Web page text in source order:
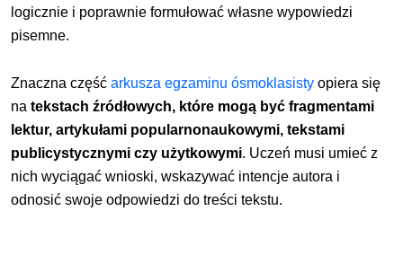
logicznie i poprawnie formułować własne wypowiedzi
pisemne.
Znaczna częśćarkusza egzaminu ósmoklasisty opiera się
natekstach źródłowych, które mogą być fragmentami
lektur, artykułami popularnonaukowymi, tekstami
publicystycznymi czy użytkowymi. Uczeń musi umieć z
nich wyciągać wnioski, wskazywać intencje autora i
odnosić swoje odpowiedzi do treści tekstu.